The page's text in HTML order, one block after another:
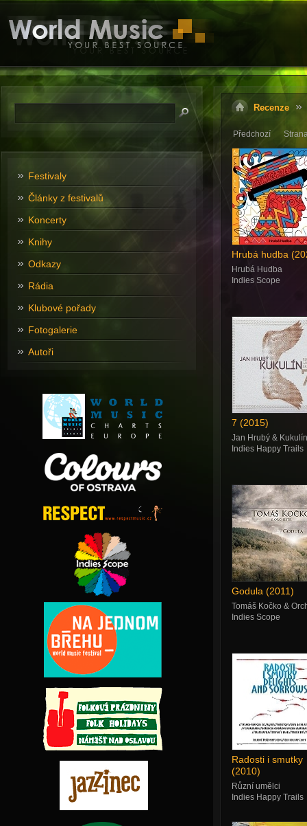
Recenze
Předchozí
Hrubá hudba
Hrubá Hudba
Indies Scope
7 (2015)
Jan Hrubý & Kukulín
Indies Happy Trails
Godula (2011)
Tomáš Kočko &
Indies Scope
Radosti i smutky
(2010)
Různí umělci
Indies Happy Trails
Festivaly
Články z festivalů
Koncerty
Knihy
Odkazy
Rádia
Klubové pořady
Fotogalerie
Autoři